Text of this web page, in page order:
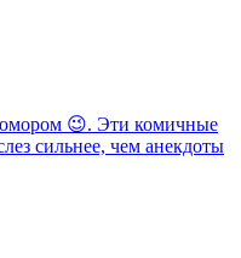
😉. Эти комичные
сильнее, чем анекдоты